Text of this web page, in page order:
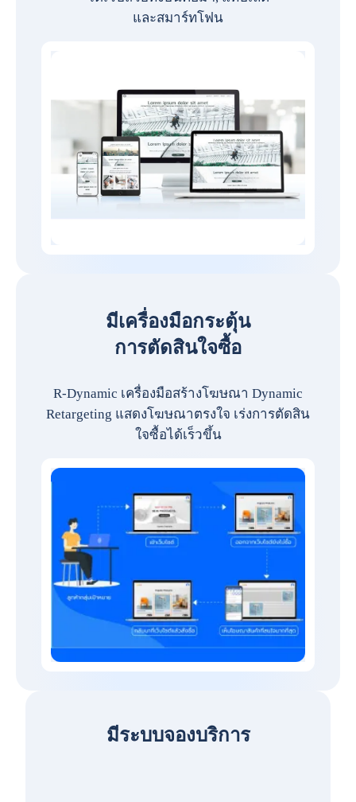
และสมาร์ทโฟน
มีเครื่องมือกระตุ้น
การตัดสินใจซื้อ
R-Dynamic เครื่องมือสร้างโฆษณา Dynamic
Retargeting แสดงโฆษณาตรงใจ เร่งการตัดสิน
ใจซื้อได้เร็วขึ้น
มีระบบจองบริการ